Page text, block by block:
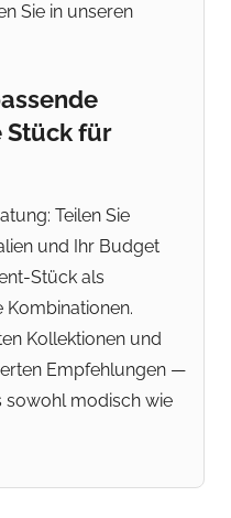
Sie in unseren
für
Teilen Sie
und Ihr Budget
Stück als
Kollektionen und
Empfehlungen —
sowohl modisch wie